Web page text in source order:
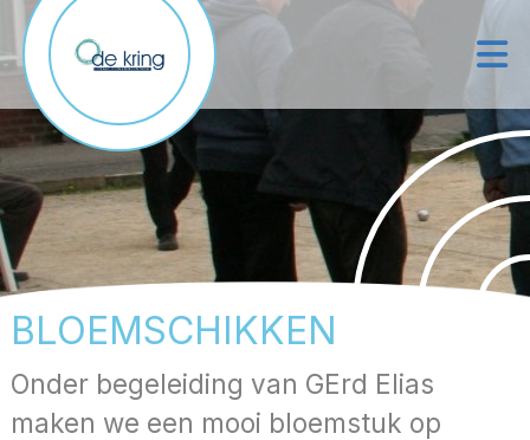
BLOEMSCHIKKEN
Onder begeleiding van GErd Elias
maken we een mooi bloemstuk op